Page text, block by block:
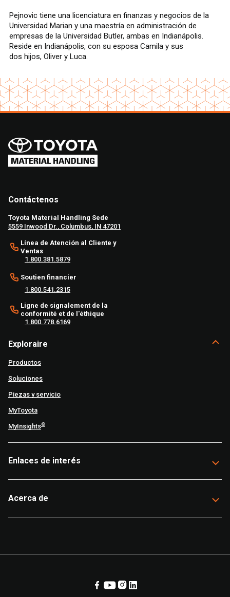
Pejnovic tiene una licenciatura en finanzas y negocios de la
Universidad Marian y una maestría en administración de
empresas de la Universidad Butler, ambas en Indianápolis.
Reside en Indianápolis, con su esposa Camila y sus
dos hijos, Oliver y Luca.
Contáctenos
Toyota Material Handling Sede
5559 Inwood Dr., Columbus, IN 47201
Línea de Atención al Cliente y
Ventas
1.800.381.5879
Soutien financier
1.800.541.2315
Ligne de signalement de la
conformité et de l'éthique
1.800.778.6169
Exploraire
Productos
Soluciones
Piezas y servicio
MyToyota
MyInsights®
Enlaces de interés
Acerca de